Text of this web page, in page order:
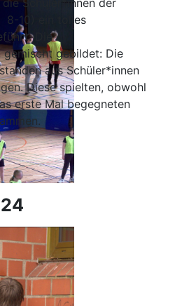
8-10) ein tolles
Die
gemischt gebildet: Die
aus Schüler*innen
Diese spielten, obwohl
erste Mal begegneten